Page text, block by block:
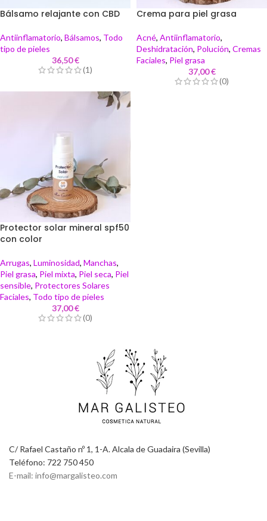
Bálsamo relajante con CBD
Antiinflamatorio, Bálsamos, Todo
tipo de pieles
36,50€
(1)
Crema para piel grasa
Acné, Antiinflamatorio,
Deshidratación, Polución, Cremas
Faciales, Piel grasa
37,00€
(0)
Protector solar mineral spf50
con color
Arrugas, Luminosidad, Manchas,
Piel grasa, Piel mixta, Piel seca, Piel
sensible, Protectores Solares
Faciales, Todo tipo de pieles
37,00€
(0)
C/ Rafael Castaño nº 1, 1-A. Alcala de Guadaira (Sevilla)
Teléfono: 722 750 450
E-mail: info@margalisteo.com